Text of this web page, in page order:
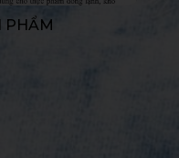
PHẨM